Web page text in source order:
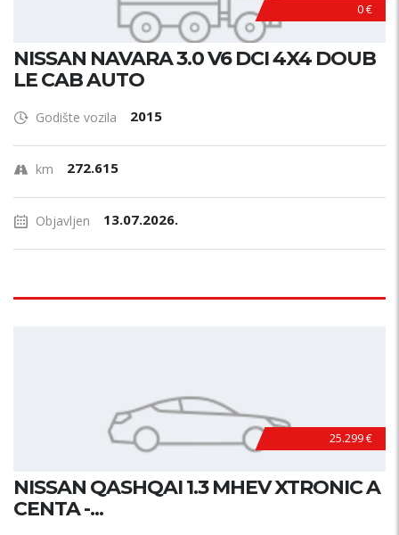
0 €
NISSAN NAVARA 3.0 V6 DCI 4X4 DOUB
LE CAB AUTO
Godište vozila 2015
km 272.615
Objavljen 13.07.2026.
25.299 €
NISSAN QASHQAI 1.3 MHEV XTRONIC A
CENTA -...